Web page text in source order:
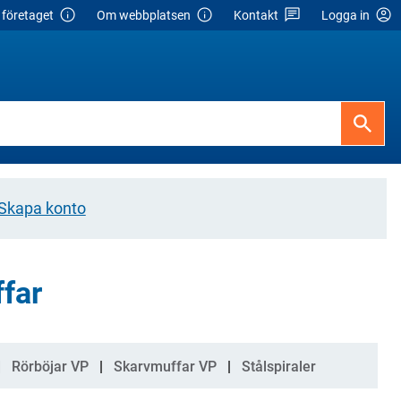
företaget Om webbplatsen Kontakt Logga in
konto
Rörböjar VP Skarvmuffar VP Stålspiraler